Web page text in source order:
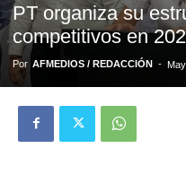
PT organiza su
competitivos en
Por AFMEDIOS / REDACCIÓN -